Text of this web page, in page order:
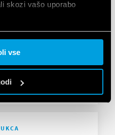
skozi vašo uporabo
vse
range